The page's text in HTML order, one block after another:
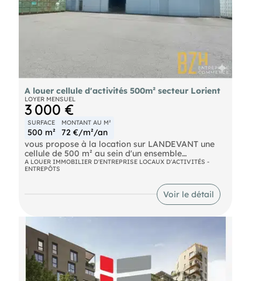
A louer cellule d'activités 500m² secteur Lorient
LOYER MENSUEL
3 000 €
SURFACE
500 m²
MONTANT AU M²
72 €/m²/an
vous propose à la location sur LANDEVANT une
cellule de 500 m² au sein d'un ensemble
immobilier clôturé. Local en bardage simple peau
et isolé en toiture et comprenant un bureau, un
service. A proximité de la voir rapide. Stockage
extérieur de plus de 1000 m². Enrobé prévu pour
A LOUER IMMOBILIER D'ENTREPRISE LOCAUX D'ACTIVITÉS -
ENTREPÔTS
Voir le détail